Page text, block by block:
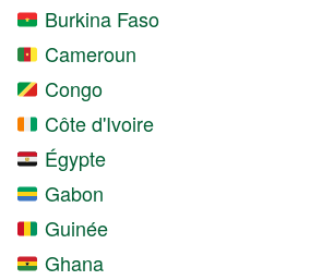
Burkina Faso
Cameroun
Congo
Côte d'Ivoire
Égypte
Gabon
Guinée
Ghana